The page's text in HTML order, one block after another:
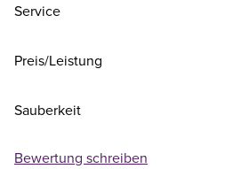
Service
Preis/Leistung
Sauberkeit
Bewertung schreiben